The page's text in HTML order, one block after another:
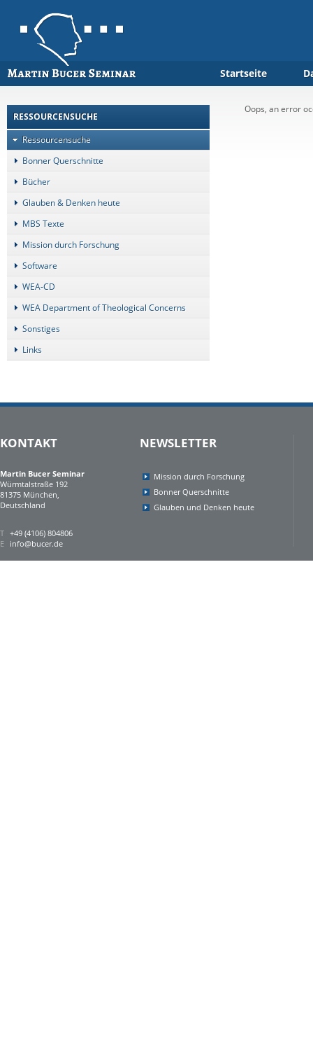
Startseite
RESSOURCENSUCHE
Ressourcensuche
Bonner Querschnitte
Bücher
Glauben & Denken heute
MBS Texte
Mission durch Forschung
Software
WEA-CD
WEA Department of Theological Concerns
Sonstiges
Links
Oops, an error
KONTAKT
Martin Bucer Seminar
Würmtalstraße 192
81375 München,
Deutschland
T +49 (4106) 804806
E info@bucer.de
NEWSLETTER
Mission durch Forschung
Bonner Querschnitte
Glauben und Denken heute